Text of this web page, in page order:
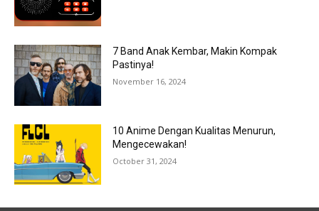
7 Band Anak Kembar, Makin Kompak
Pastinya!
November 16, 2024
10 Anime Dengan Kualitas Menurun,
Mengecewakan!
October 31, 2024